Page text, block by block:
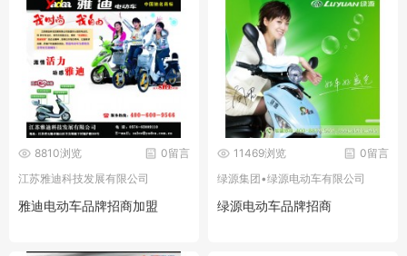
0留言
8810浏览
江苏雅迪科技发展有限公司
雅迪电动车品牌招商加盟
0留言
11469浏览
绿源集团•绿源电动车有限公司
绿源电动车品牌招商